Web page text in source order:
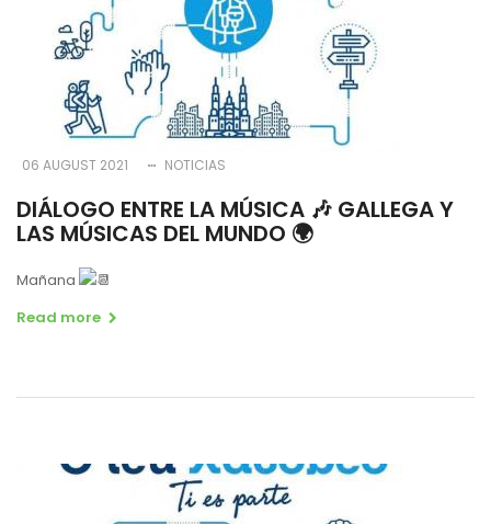
06 AUGUST 2021 NOTICIAS
DIÁLOGO ENTRE LA MÚSICA 🎶 GALLEGA Y
LAS MÚSICAS DEL MUNDO 🌍
Mañana
Read more